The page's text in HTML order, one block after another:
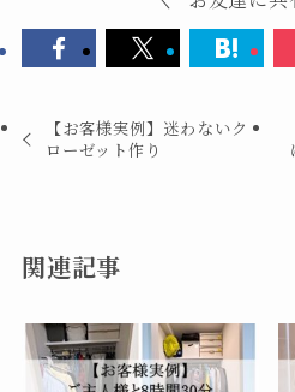
【お客様実例】迷わないク
ローゼット作り
関連記事